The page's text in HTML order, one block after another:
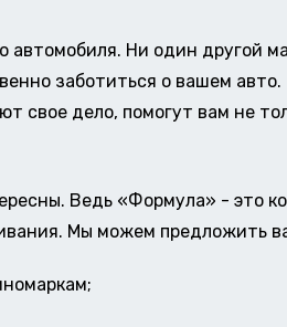
Ни один другой
заботиться о вашем
дело, помогут вам не
Ведь «Формула» - это
Мы можем предложить